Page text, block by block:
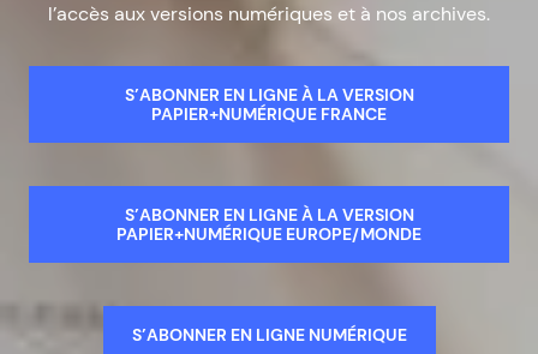
l’accès aux versions numériques et à nos archives.
S’ABONNER EN LIGNE À LA VERSION
PAPIER+NUMÉRIQUE FRANCE
S’ABONNER EN LIGNE À LA VERSION
PAPIER+NUMÉRIQUE EUROPE/MONDE
S’ABONNER EN LIGNE NUMÉRIQUE